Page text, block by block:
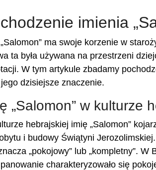
imienia
ma swoje korzenie w
ta była używana na przestrzeni
W tym artykule zbadamy
dzisiejsze znaczenie.
„Salomon” w kulturze
hebrajskiej imię „Salomon”
i budowy Świątyni
„pokojowy” lub „kompletny”.
charakteryzowało się